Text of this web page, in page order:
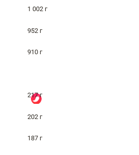
1 002 г
952 г
910 г
217 г
202 г
187 г